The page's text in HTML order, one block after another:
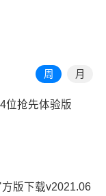
周 月
位抢先体验版
版下载v2021.06